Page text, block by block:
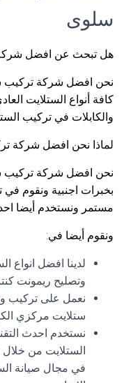
سلوى
هل تبحث عن افضل
نحن افضل شركة تركيب
كافة أنواع الستلايت
والكابلات في تركيب
لماذا نحن افضل شركة
نحن افضل شركة
بخبرات اجنبية ونقوم
مستمر ونستخدم أيضا
ونقوم أيضا في:
لدينا افضل انواع
وتصليح ريمونت
نعمل على تركيب
ستلايت مركزي الكويت
نستخدم احدث
الستلايت من
في مجال صيانة